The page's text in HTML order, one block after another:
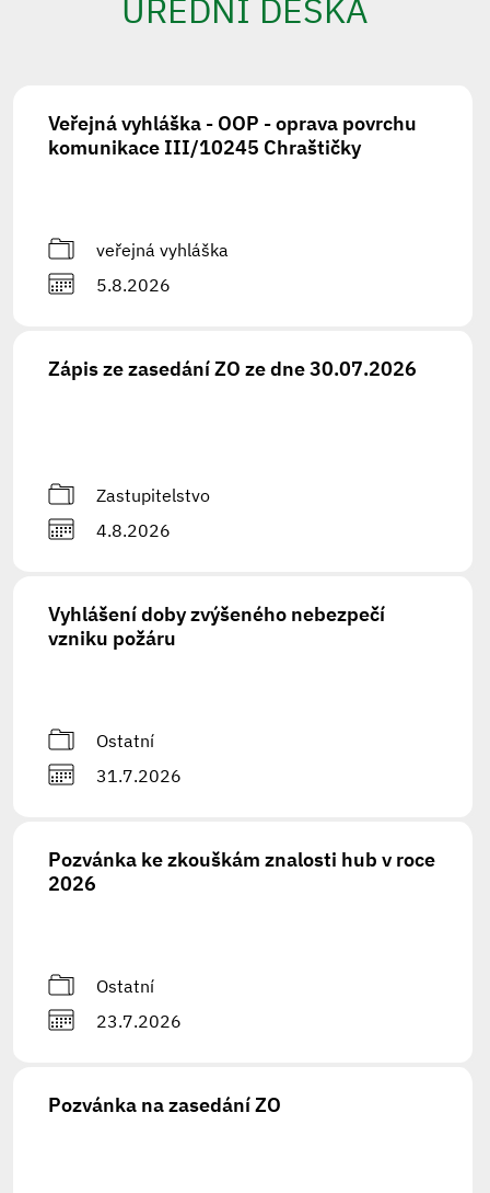
ÚŘEDNÍ DESKA
Veřejná vyhláška - OOP - oprava povrchu
komunikace III/10245 Chraštičky
veřejná vyhláška
5.8.2026
Zápis ze zasedání ZO ze dne 30.07.2026
Zastupitelstvo
4.8.2026
Vyhlášení doby zvýšeného nebezpečí
vzniku požáru
Ostatní
31.7.2026
Pozvánka ke zkouškám znalosti hub v roce
2026
Ostatní
23.7.2026
Pozvánka na zasedání ZO